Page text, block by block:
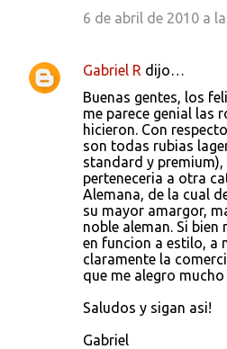
6 de abril de 2010 a
Gabriel R dijo…
Buenas gentes, los
me parece genial las
hicieron. Con
son todas rubias
standard y
perteneceria a otra
Alemana, de la cual
su mayor amargor,
noble aleman. Si
en funcion a estilo, a
claramente la
que me alegro
Saludos y sigan asi!
Gabriel